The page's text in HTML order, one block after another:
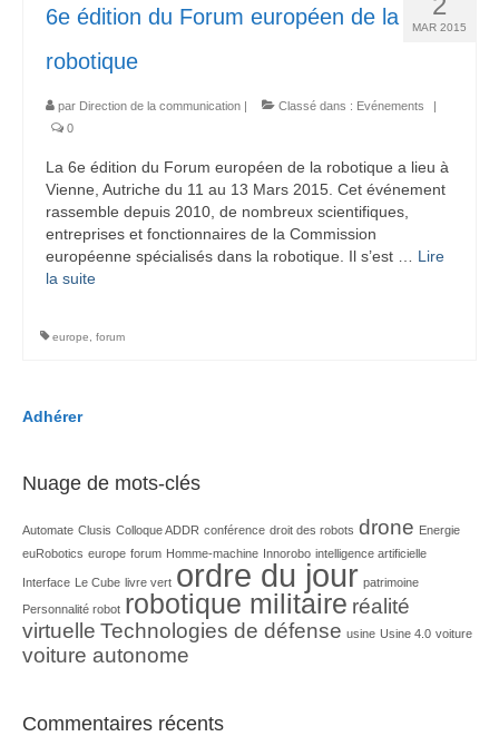
MAR 2015
6e édition du Forum européen de la
robotique
par Direction de la communication | Classé dans : Evénements
|
0
La 6e édition du Forum européen de la robotique a lieu à
Vienne, Autriche du 11 au 13 Mars 2015. Cet événement
rassemble depuis 2010, de nombreux scientifiques,
entreprises et fonctionnaires de la Commission
européenne spécialisés dans la robotique. Il s’est … Lire
la suite­­
europe forum
Adhérer
Nuage de mots-clés
Automate Clusis Colloque ADDR conférence droit des robots drone Energie
euRobotics europe forum Homme-machine Innorobo intelligence artificielle
Interface Le Cube livre vert ordre du jour patrimoine
Personnalité robot robotique militaire réalité
virtuelle Technologies de défense usine Usine 4.0 voiture
voiture autonome
Commentaires récents